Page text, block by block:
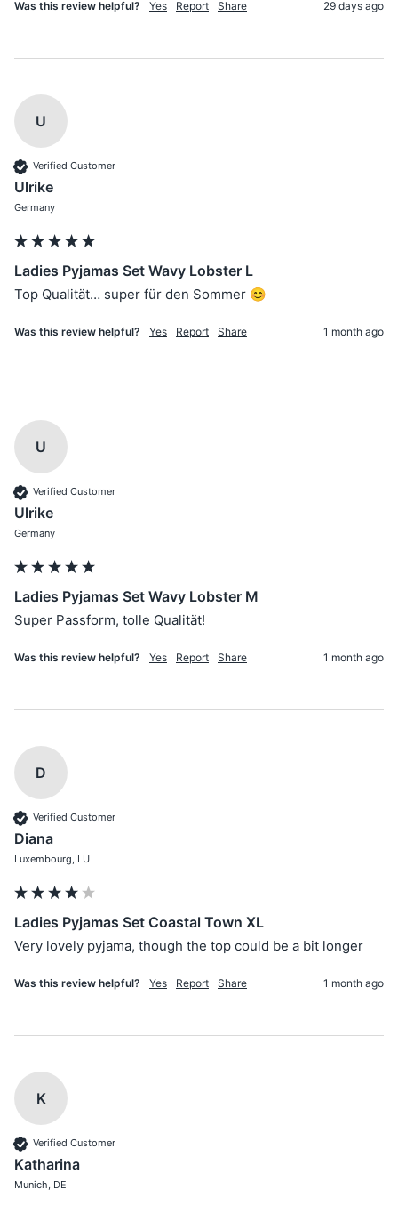
Was this review helpful? Yes Report Share 29 days ago
U
Verified Customer
Ulrike
Germany
Ladies Pyjamas Set Wavy Lobster L
Top Qualität… super für den Sommer 😊
Was this review helpful? Yes Report Share 1 month ago
U
Verified Customer
Ulrike
Germany
Ladies Pyjamas Set Wavy Lobster M
Super Passform, tolle Qualität!
Was this review helpful? Yes Report Share 1 month ago
D
Verified Customer
Diana
Luxembourg, LU
Ladies Pyjamas Set Coastal Town XL
Very lovely pyjama, though the top could be a bit longer
Was this review helpful? Yes Report Share 1 month ago
K
Verified Customer
Katharina
Munich, DE